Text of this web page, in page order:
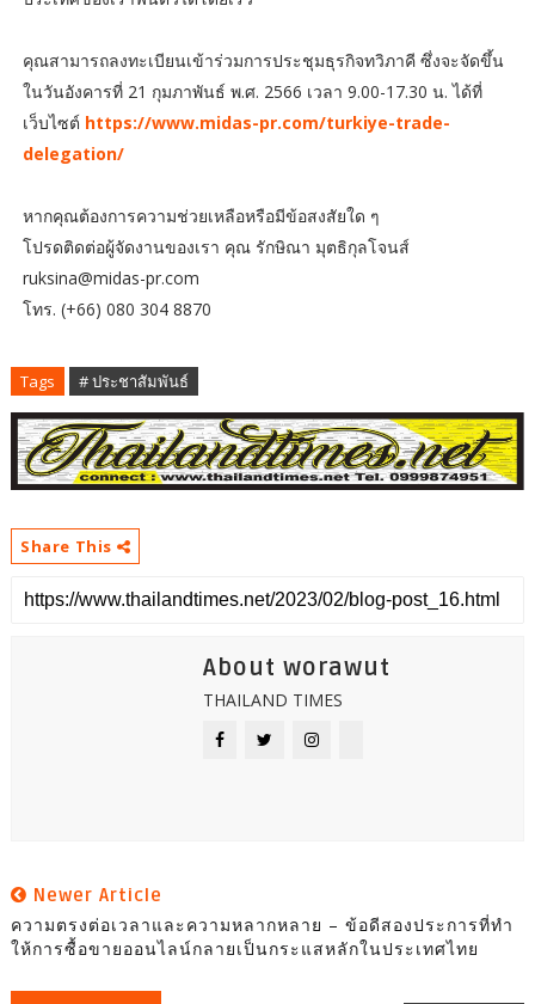
คุณสามารถลงทะเบียนเข้าร่วมการประชุมธุรกิจทวิภาคี ซึ่งจะจัดขึ้น
ในวันอังคารที่ 21 กุมภาพันธ์ พ.ศ. 2566 เวลา 9.00-17.30 น. ได้ที่
เว็บไซต์ https://www.midas-pr.com/turkiye-trade-
delegation/
หากคุณต้องการความช่วยเหลือหรือมีข้อสงสัยใด ๆ
โปรดติดต่อผู้จัดงานของเรา คุณ รักษิณา มุตธิกุลโจนส์
ruksina@midas-pr.com
โทร. (+66) 080 304 8870
Tags # ประชาสัมพันธ์
Share This
About worawut
THAILAND TIMES
Newer Article
ความตรงต่อเวลาและความหลากหลาย – ข้อดีสองประการที่ทํา
ให้การซื้อขายออนไลน์กลายเป็นกระแสหลักในประเทศไทย